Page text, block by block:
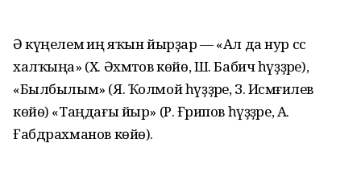
Ә күңелемә иң яҡын йырҙар — «Ал да нур сәс
халҡыңа» (Х. Әхмәтов көйө, Ш. Бабич һүҙҙәре),
«Былбылым» (Я. Ҡолмой һүҙҙәре, З. Исмәғилев
көйө) «Таңдағы йыр» (Р. Ғәрипов һүҙҙәре, А.
Ғабдрахманов көйө).